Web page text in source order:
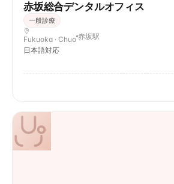
赤坂総合デンタルオフィス
一般診療
Fukuoka · Chuo 赤坂駅
日本語対応